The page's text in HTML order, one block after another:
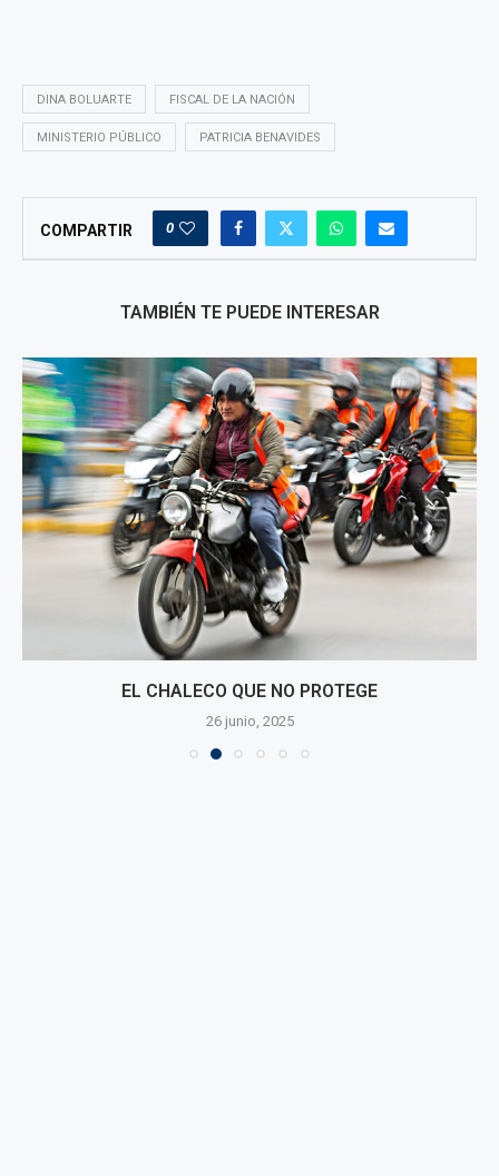
DINA BOLUARTE FISCAL DE LA NACIÓN
MINISTERIO PÚBLICO PATRICIA BENAVIDES
COMPARTIR 0
TAMBIÉN TE PUEDE INTERESAR
EL CHALECO QUE NO PROTEGE
26 junio, 2025